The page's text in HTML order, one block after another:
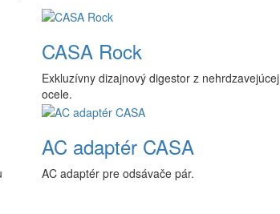
CASA Rock
Exkluzívny dizajnový digestor z nehrdzavejúcej
ocele.
AC adaptér CASA
AC adaptér pre odsávače pár.